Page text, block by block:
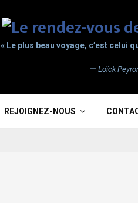
« Le plus beau voyage, c’est celui
— Loïck
REJOIGNEZ-NOUS